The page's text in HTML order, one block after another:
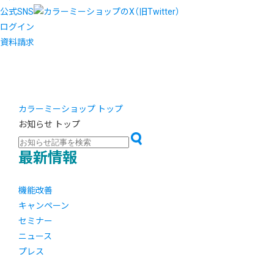
公式SNS
ログイン
資料請求
カラーミーショップ トップ
お知らせ トップ
最新情報
機能改善
キャンペーン
セミナー
ニュース
プレス